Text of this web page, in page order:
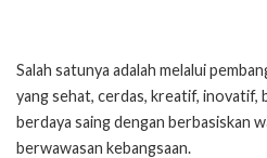
Salah satunya adalah melalui
yang sehat, cerdas, kreatif, inovatif,
berdaya saing dengan berbasiskan
berwawasan kebangsaan.